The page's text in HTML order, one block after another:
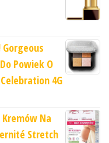
Powiek O
4G
Na
Stretch